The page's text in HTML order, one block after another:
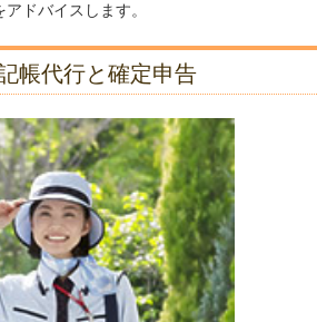
ドバイスします。
帳代行と確定申告